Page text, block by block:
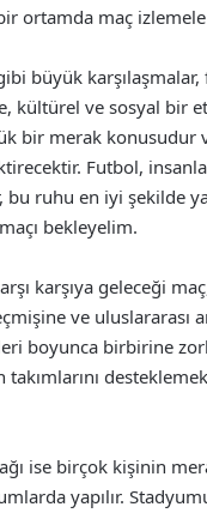
ortamda maç
büyük
kültürel ve sosyal bir
bir merak konusudur
Futbol,
bu ruhu en iyi şekilde
bekleyelim.
karşıya geleceği
ve uluslararası
boyunca birbirine
takımlarını
ise birçok kişinin
yapılır.